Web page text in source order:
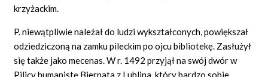
krzyżackim.
P. niewątpliwie należał do ludzi wykształconych, powiększał
odziedziczoną na zamku pileckim po ojcu bibliotekę. Zasłużył
się także jako mecenas. W r. 1492 przyjął na swój dwór w
Pilicy humanistę Biernata z Lublina, który bardzo sobie